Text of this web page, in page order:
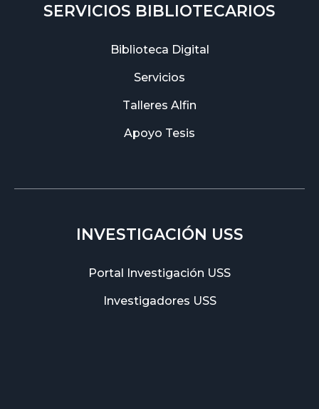
SERVICIOS BIBLIOTECARIOS
Biblioteca Digital
Servicios
Talleres Alfin
Apoyo Tesis
INVESTIGACIÓN USS
Portal Investigación USS
Investigadores USS